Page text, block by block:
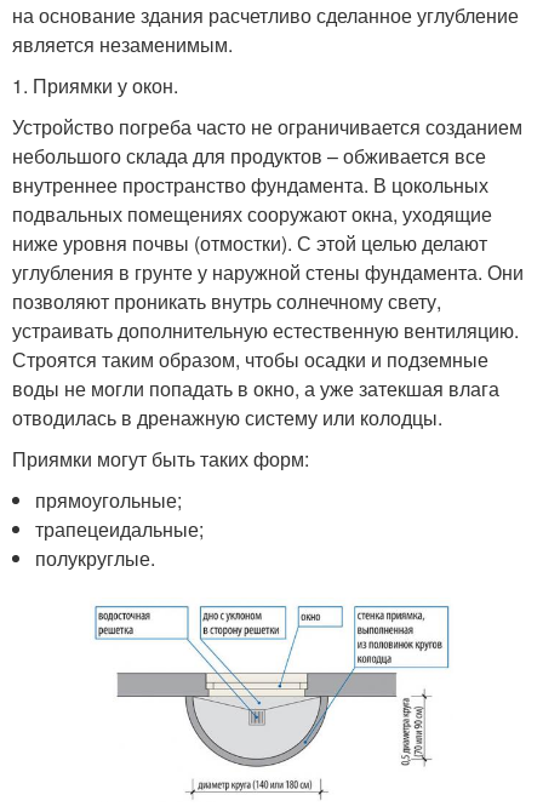
на основание здания расчетливо сделанное углубление
является незаменимым.
1. Приямки у окон.
Устройство погреба часто не ограничивается созданием
небольшого склада для продуктов – обживается все
внутреннее пространство фундамента. В цокольных
подвальных помещениях сооружают окна, уходящие
ниже уровня почвы (отмостки). С этой целью делают
углубления в грунте у наружной стены фундамента. Они
позволяют проникать внутрь солнечному свету,
устраивать дополнительную естественную вентиляцию.
Строятся таким образом, чтобы осадки и подземные
воды не могли попадать в окно, а уже затекшая влага
отводилась в дренажную систему или колодцы.
Приямки могут быть таких форм:
прямоугольные;
трапецеидальные;
полукруглые.